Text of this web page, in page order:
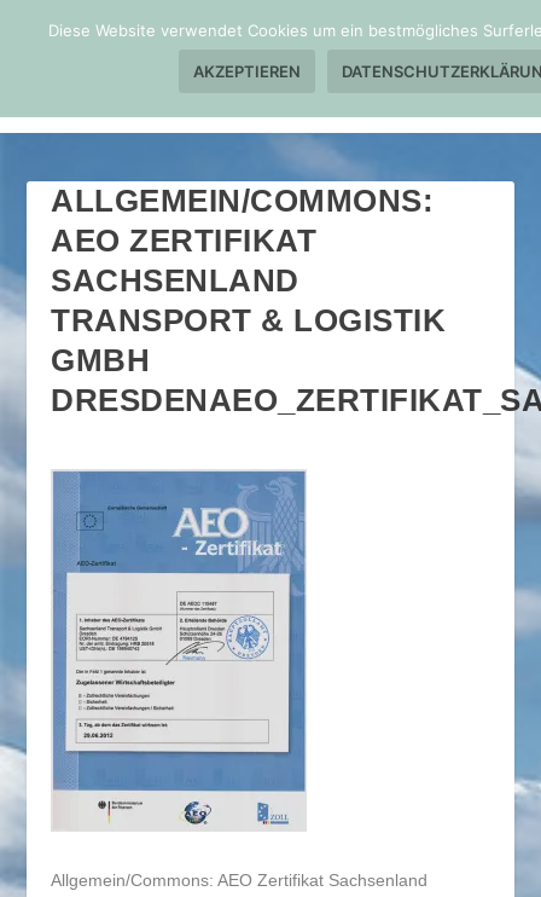
ALLGEMEIN/COMMONS:
AEO ZERTIFIKAT
SACHSENLAND
TRANSPORT & LOGISTIK
GMBH
Allgemein/Commons: AEO Zertifikat Sachsenland
Diese Website verwendet Cookies um ein bestmögliches
AKZEPTIEREN